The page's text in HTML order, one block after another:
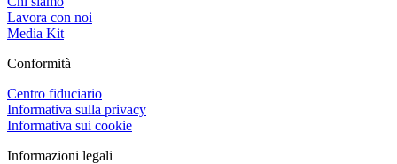
Lavora con noi
Media Kit
Conformità
Centro fiduciario
Informativa sulla privacy
Informativa sui cookie
Informazioni legali